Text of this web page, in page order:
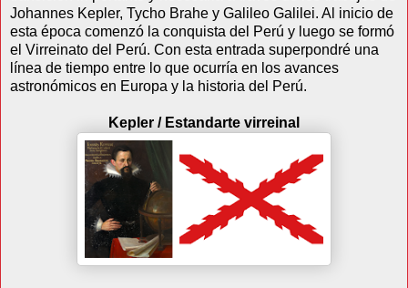
Johannes Kepler, Tycho Brahe y Galileo Galilei. Al inicio de
esta época comenzó la conquista del Perú y luego se formó
el Virreinato del Perú. Con esta entrada superpondré una
línea de tiempo entre lo que ocurría en los avances
astronómicos en Europa y la historia del Perú.
Kepler / Estandarte virreinal